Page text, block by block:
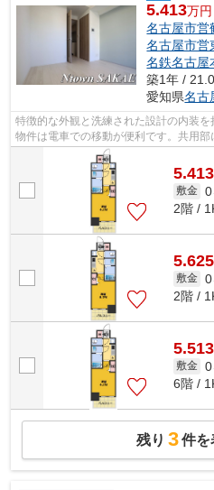
5.413万円
名古屋市営
名古屋市営
名鉄名古屋
築1年 /
愛知県名古
特徴的な外観と洗練された設計の内装
物件は電車での移動が便利です。共用
などが備わっておりとても充実していま...
5.413
敷金 0
2階 /
5.625
敷金 0
2階 /
5.513
敷金 0
6階 /
残り 3件を